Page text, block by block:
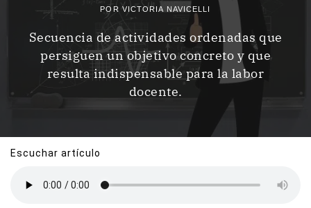
POR VICTORIA NAVICELLI
Secuencia de actividades ordenadas que
persiguen un objetivo concreto y que
resulta indispensable para la labor
docente.
Escuchar artículo